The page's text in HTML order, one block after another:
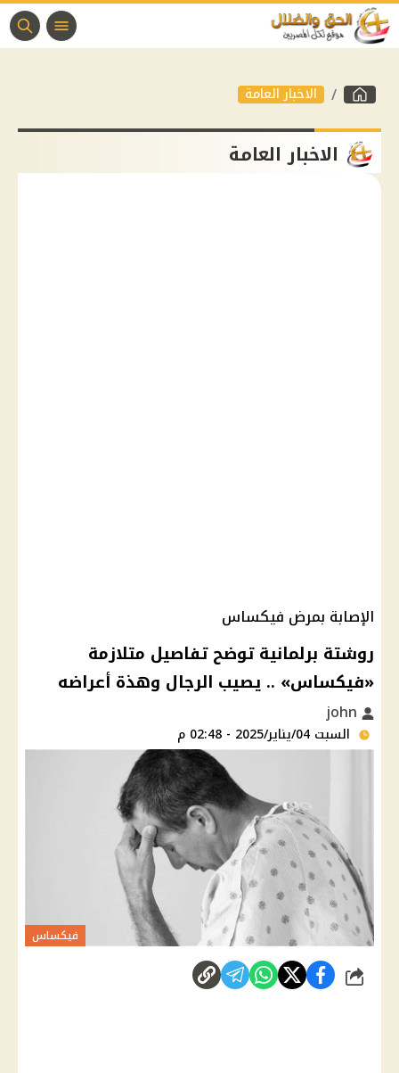
الاخبار العامة
الاخبار العامة
الإصابة بمرض فيكساس
روشتة برلمانية توضح تفاصيل متلازمة
«فيكساس» .. يصيب الرجال وهذة أعراضه
السبت 04/يناير/2025 - 02:48 م
فيكساس
شارك